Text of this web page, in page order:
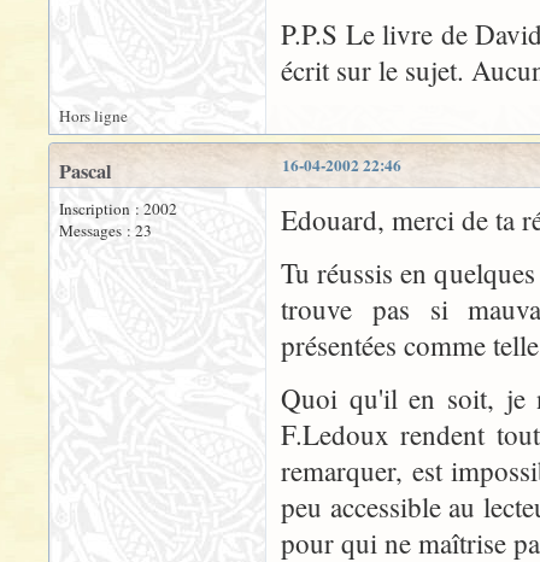
P.P.S Le livre de
écrit sur le sujet.
Hors ligne
16-04-2002 22:46
Pascal
Inscription : 2002
Messages : 23
Edouard, merci de ta
Tu réussis en
trouve pas si
présentées comme
Quoi qu'il en soit, je
F.Ledoux rendent
remarquer, est
peu accessible au
pour qui ne maîtrise